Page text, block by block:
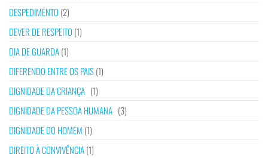
DESPEDIMENTO (2)
DEVER DE RESPEITO (1)
DIA DE GUARDA(1)
DIFERENDO ENTRE OS PAIS(1)
DIGNIDADE DA CRIANÇA (1)
DIGNIDADE DA PESSOA HUMANA (3)
DIGNIDADE DO HOMEM (1)
DIREITO À CONVIVÊNCIA(1)